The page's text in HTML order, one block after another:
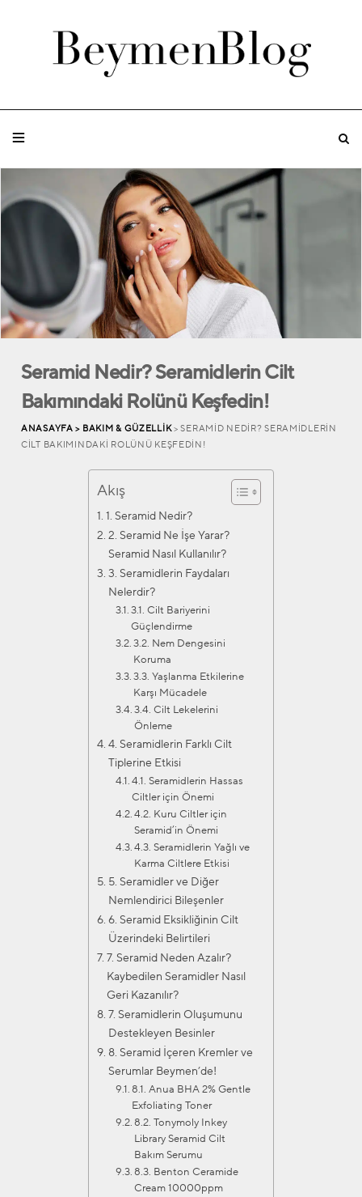
Seramid Nedir? Seramidlerin Cilt
Bakımındaki Rolünü Keşfedin!
ANASAYFA > BAKIM & GÜZELLIK> SERAMID NEDIR? SERAMIDLERIN
CILT BAKIMINDAKI ROLÜNÜ KEŞFEDIN!
Akış
1. Seramid Nedir?
2. Seramid Ne İşe Yarar?
Seramid Nasıl Kullanılır?
3. Seramidlerin Faydaları
Nelerdir?
3.1. Cilt Bariyerini
Güçlendirme
3.2. Nem Dengesini
Koruma
3.3. Yaşlanma Etkilerine
Karşı Mücadele
3.4. Cilt Lekelerini
Önleme
4. Seramidlerin Farklı Cilt
Tiplerine Etkisi
4.1. Seramidlerin Hassas
Ciltler için Önemi
4.2. Kuru Ciltler için
Seramid’in Önemi
4.3. Seramidlerin Yağlı ve
Karma Ciltlere Etkisi
5. Seramidler ve Diğer
Nemlendirici Bileşenler
6. Seramid Eksikliğinin Cilt
Üzerindeki Belirtileri
7. Seramid Neden Azalır?
Kaybedilen Seramidler Nasıl
Geri Kazanılır?
7. Seramidlerin Oluşumunu
Destekleyen Besinler
8. Seramid İçeren Kremler ve
Serumlar Beymen’de!
8.1. Anua BHA 2% Gentle
Exfoliating Toner
8.2. Tonymoly Inkey
Library Seramid Cilt
Bakım Serumu
8.3. Benton Ceramide
Cream 10000ppm